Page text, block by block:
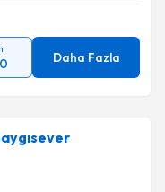
Daha Fazla